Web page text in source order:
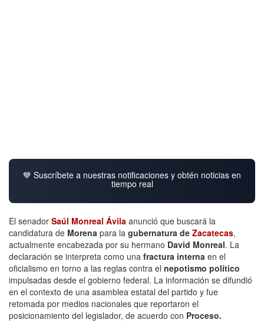
💙 Suscríbete a nuestras notificaciones y obtén noticias en
tiempo real
El senador Saúl Monreal Ávila anunció que buscará la
candidatura de Morena para la gubernatura de Zacatecas,
actualmente encabezada por su hermano David Monreal. La
declaración se interpreta como una fractura interna en el
oficialismo en torno a las reglas contra el nepotismo político
impulsadas desde el gobierno federal. La información se difundió
en el contexto de una asamblea estatal del partido y fue
retomada por medios nacionales que reportaron el
posicionamiento del legislador, de acuerdo con Proceso.